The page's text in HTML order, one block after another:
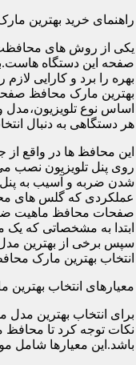
راهنمای خرید بهترین
یکی از روش های محافظت
صفحه این دستگاه
بهره را برد و کارایی لازم
بهترین مارک محافظ صفحه
اساس نوع تلویزیون،مدل
هر دستگاهی به دنبال
این محافظ ها در واقع
روی پنل تلویزیون نصب می
شدن ضربه و آسیب به پنل
عملکردی که گلس های
صفحات محافظ ماهیت
ابتدا به مشخصاتی که یک
سپس برخی از بهترین
انتخاب بهترین مارک
معیارهای انتخاب
برای انتخاب بهترین
نکات توجه کرد تا محافظ
باشد.این معیارها شامل